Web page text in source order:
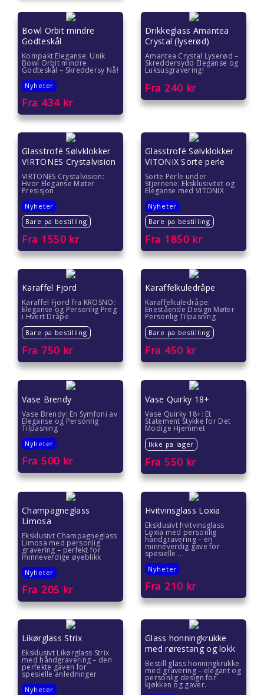
Bowl Orbit mindre
Godteskål
Kompakt Eleganse: Unik
Bowl Orbit mindre
Godteskål – Skreddersy Nå!
Nyheter
Fra 434kr
Drikkeglass Amantea
Crystal (lyserød)
Amantea Crystal Lyserød –
Skreddersydd Eleganse og
Luksusgravering!
Fra 240 kr
Glasstrofé Sølvklokker
VIRTONES Crystalvision
VIRTONES Crystalvision:
Hvor Eleganse Møter
Presisjon
Nyheter
Bare pa bestilling
Fra 1550 kr
Glasstrofé Sølvklokker
VITONIX Sorte perle
Sorte Perle under
Stjernene: Eksklusivitet og
Eleganse med VITONIX
Nyheter
Bare pa bestilling
Fra 1850 kr
Karaffel Fjord
Karaffel Fjord fra KROSNO:
Eleganse og Personlig Preg
i Hvert Dråpe
Bare pa bestilling
Fra 750 kr
Karaffelkuledråpe
Karaffelkuledråpe:
Enestående Design Møter
Personlig Tilpasning
Bare pa bestilling
Fra 450 kr
Vase Brendy
Vase Brendy: En Symfoni av
Eleganse og Personlig
Tilpasning
Nyheter
Fra 500 kr
Vase Quirky 18+
Vase Quirky 18+: Et
Statement Stykke for Det
Modige Hjemmet
Ikke pa lager
Fra 550 kr
Champagneglass
Limosa
Eksklusivt Champagneglass
Limosa med personlig
gravering – perfekt for
minneverdige øyeblikk
Nyheter
Fra 205 kr
Hvitvinsglass Loxia
Eksklusivt hvitvinsglass
Loxia med personlig
håndgravering – en
minneverdig gave for
spesielle ...
Nyheter
Fra 210 kr
Likørglass Strix
Eksklusivt Likørglass Strix
med håndgravering – den
perfekte gaven for
spesielle anledninger
Nyheter
Glass honningkrukke
med rørestang og lokk
Bestill glass honningkrukke
med gravering – elegant og
personlig design for
kjøkken og gaver.